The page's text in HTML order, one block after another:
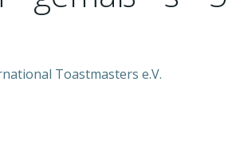
Toastmasters e.V.